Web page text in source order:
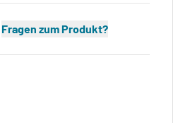
Fragen zum Produkt?